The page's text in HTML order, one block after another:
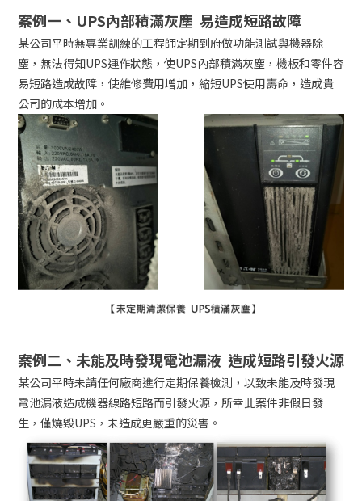
案例一、UPS內部積滿灰塵 易造成短路故障
某公司平時無專業訓練的工程師定期到府做功能測試與機器除
塵，無法得知UPS運作狀態，使UPS內部積滿灰塵，機板和零件容
易短路造成故障，使維修費用增加，縮短UPS使用壽命，造成貴
公司的成本增加。
案例二、未能及時發現電池漏液 造成短路引發火源
某公司平時未請任何廠商進行定期保養檢測，以致未能及時發現
電池漏液造成機器線路短路而引發火源，所幸此案件非假日發
生，僅燒毀UPS，未造成更嚴重的災害。